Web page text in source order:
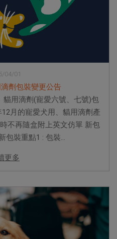
04/01
劑包裝變更公告
用滴劑(寵愛六號、七號)包
月的寵愛犬用、貓用滴劑產
不再隨盒附上英文仿單 新包
包裝重點1 : 包裝...
更多